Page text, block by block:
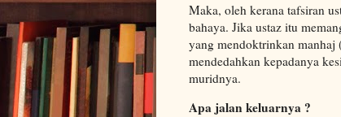
Maka, oleh kerana tafsiran
bahaya. Jika ustaz itu
yang mendoktrinkan
mendedahkan kepadanya
muridnya.
Apa jalan keluarnya ?